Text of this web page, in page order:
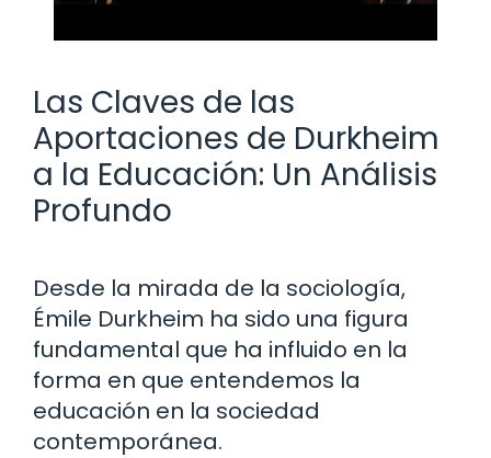
Las Claves de las
Aportaciones de Durkheim
a la Educación: Un Análisis
Profundo
Desde la mirada de la sociología,
Émile Durkheim ha sido una figura
fundamental que ha influido en la
forma en que entendemos la
educación en la sociedad
contemporánea.